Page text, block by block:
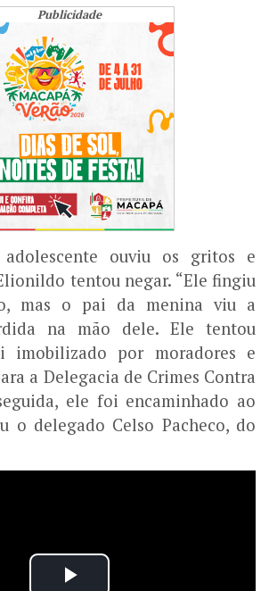
Publicidade
ouviu os gritos e
tentou negar. “Ele fingiu
mas o pai da menina viu a
na mão dele. Ele tentou
imobilizado por moradores e
a Delegacia de Crimes Contra
ele foi encaminhado ao
o delegado Celso Pacheco, do